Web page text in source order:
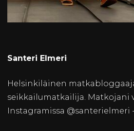
Santeri Elmeri
Helsinkiläinen
seikkailumatkailija. Matkojani
Instagramissa @santerielmeri